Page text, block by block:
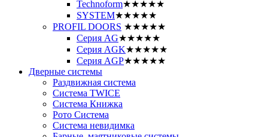
Technoform★★★★★
SYSTEM★★★★★
PROFIL DOORS ★★★★★
Серия AG★★★★★
Серия AGK★★★★★
Серия AGP★★★★★
Дверные системы
Раздвижная система
Система TWICE
Система Книжка
Рото Система
Система невидимка